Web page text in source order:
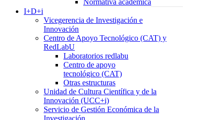
Normativa académica
I+D+i
Vicegerencia de Investigación e
Innovación
Centro de Apoyo Tecnológico (CAT) y
RedLabU
Laboratorios redlabu
Centro de apoyo
tecnológico (CAT)
Otras estructuras
Unidad de Cultura Científica y de la
Innovación (UCC+i)
Servicio de Gestión Económica de la